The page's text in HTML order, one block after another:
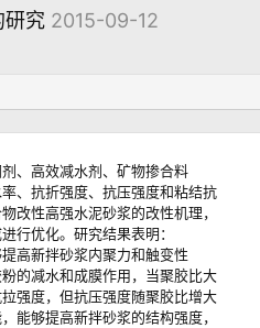
研究 2015-09-12
、高效减水剂、矿物掺合料
、抗折强度、抗压强度和粘结抗
改性高强水泥砂浆的改性机理，
行优化。研究结果表明：
高新拌砂浆内聚力和触变性
的减水和成膜作用，当聚胶比大
强度，但抗压强度随聚胶比增大
能够提高新拌砂浆的结构强度，